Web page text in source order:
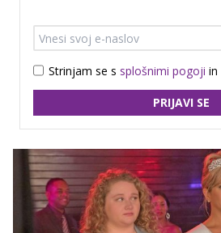
Strinjam se s splošnimi pogoji in
PRIJAVI SE